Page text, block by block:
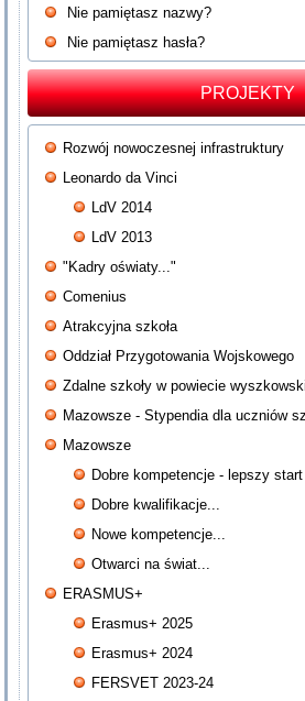
Nie pamiętasz nazwy?
Nie pamiętasz hasła?
PROJEKTY
Rozwój nowoczesnej infrastruktury
Leonardo da Vinci
LdV 2014
LdV 2013
"Kadry oświaty..."
Comenius
Atrakcyjna szkoła
Oddział Przygotowania Wojskowego
Zdalne szkoły w powiecie
Mazowsze - Stypendia dla uczniów
Mazowsze
Dobre kompetencje - lepszy start
Dobre kwalifikacje...
Nowe kompetencje...
Otwarci na świat...
ERASMUS+
Erasmus+ 2025
Erasmus+ 2024
FERSVET 2023-24